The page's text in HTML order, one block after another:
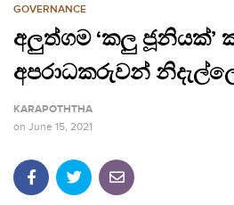
GOVERNANCE
අලුත්ගම ‘කලු ජූනියක්’
අපරාධකරුවන්
KARAPOTHTHA
on June 15, 2021